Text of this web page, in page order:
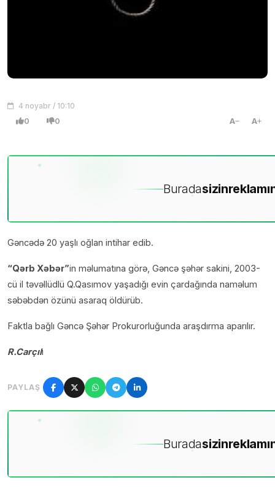
4 noyabr / 10:10
0 0 A A
Buradasizin
Gəncədə 20 yaşlı oğlan intihar edib.
“Qərb Xəbər”in məlumatına görə, Gəncə şəhər sakini, 2003-
cü il təvəllüdlü Q.Qasımov yaşadığı evin çardağında naməlum
səbəbdən özünü asaraq öldürüb.
Faktla bağlı Gəncə Şəhər Prokurorluğunda araşdırma aparılır.
R.Carçılı
PAYLAŞ
Buradasizin